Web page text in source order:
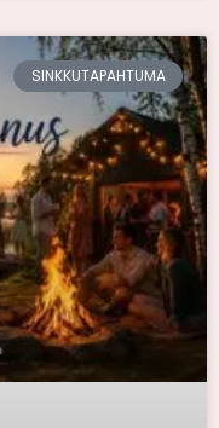
SINKKUTAPAHTUMA